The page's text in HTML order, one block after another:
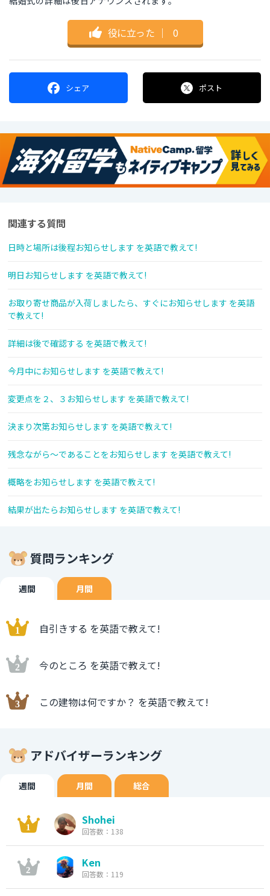
役に立った ｜ 0
シェア ポスト
関連する質問
日時と場所は後程お知らせします を英語で教えて!
明日お知らせします を英語で教えて!
お取り寄せ商品が入荷しましたら、すぐにお知らせします を英語
で教えて!
詳細は後で確認する を英語で教えて!
今月中にお知らせします を英語で教えて!
変更点を２、３お知らせします を英語で教えて!
決まり次第お知らせします を英語で教えて!
残念ながら～であることをお知らせします を英語で教えて!
概略をお知らせします を英語で教えて!
結果が出たらお知らせします を英語で教えて!
質問ランキング
週間 月間
自引きする を英語で教えて!
今のところ を英語で教えて!
この建物は何ですか？ を英語で教えて!
アドバイザーランキング
週間 月間 総合
Shohei
回答数：138
Ken
回答数：119